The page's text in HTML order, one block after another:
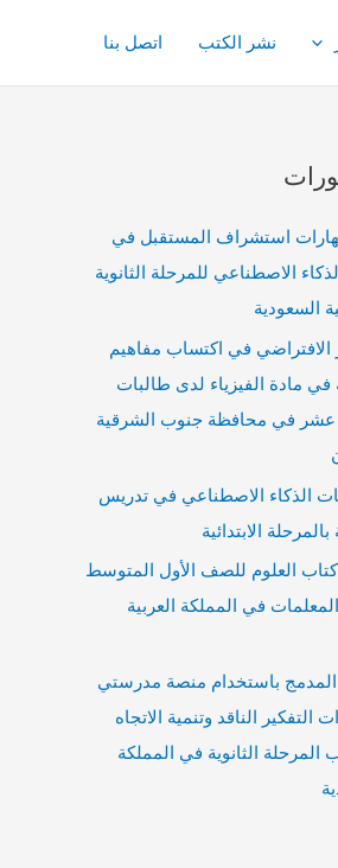
نشر الكتب اتصل بنا
استشراف المستقبل في
الاصطناعي للمرحلة الثانوية
السعودية
الافتراضي في اكتساب مفاهيم
في مادة الفيزياء لدى طالبات
في محافظة جنوب الشرقية
الذكاء الاصطناعي في تدريس
بالمرحلة الابتدائية
العلوم للصف الأول المتوسط
في المملكة العربية
المدمج باستخدام منصة مدرستي
التفكير الناقد وتنمية الاتجاه
الثانوية في المملكة